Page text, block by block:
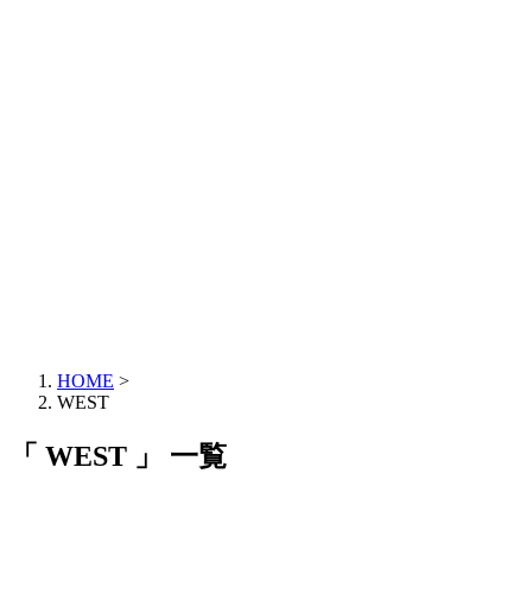
HOME >
WEST
「 WEST 」 一覧